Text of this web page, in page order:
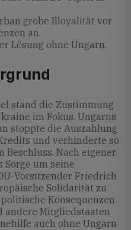
grobe Illoyalität vor
an.
Lösung ohne Ungarn.
stand die Zustimmung
im Fokus. Ungarns
stoppte die Auszahlung
und verhinderte so
Beschluss. Nach eigener
um seine
Vorsitzender Friedrich
Solidarität zu
Konsequenzen
andere Mitgliedstaaten
auch ohne Ungarn